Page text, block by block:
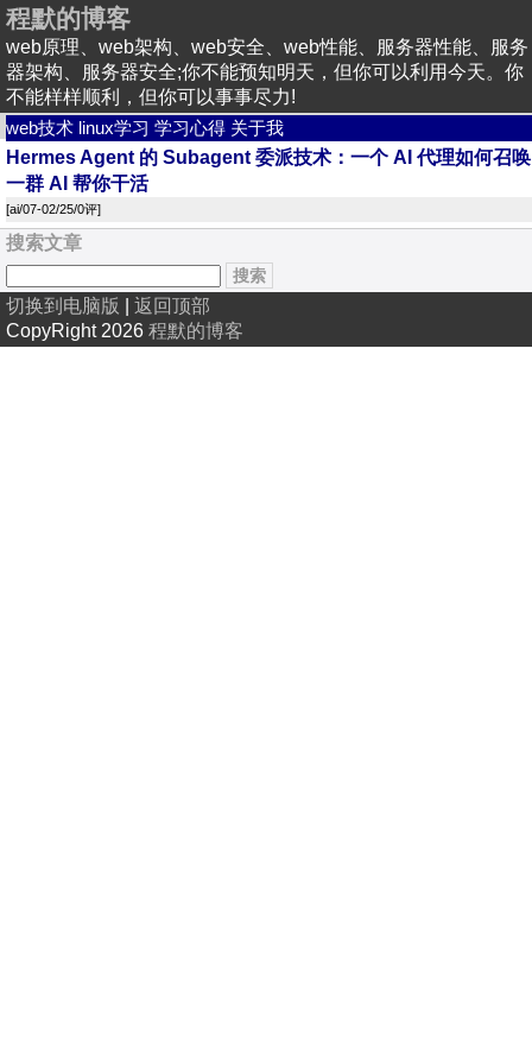
程默的博客
web原理、web架构、web安全、web性能、服务器性能、服务
器架构、服务器安全;你不能预知明天，但你可以利用今天。你
不能样样顺利，但你可以事事尽力!
web技术 linux学习 学习心得 关于我
Hermes Agent 的 Subagent 委派技术：一个 AI 代理如何召唤
一群 AI 帮你干活
[ai/07-02/25/0评]
搜索文章
切换到电脑版
返回顶部
CopyRight 2026 程默的博客